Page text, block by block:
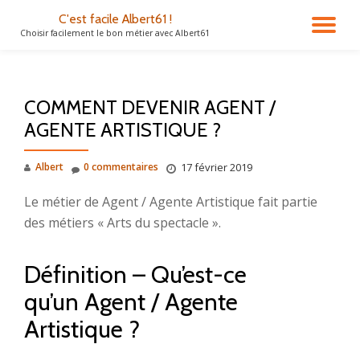
C'est facile Albert61 !
Choisir facilement le bon métier avec Albert61
COMMENT DEVENIR AGENT /
AGENTE ARTISTIQUE ?
Albert 17 février 2019
0 commentaires
Le métier de Agent / Agente Artistique fait partie
des métiers « Arts du spectacle ».
Définition – Qu’est-ce
qu’un Agent / Agente
Artistique ?